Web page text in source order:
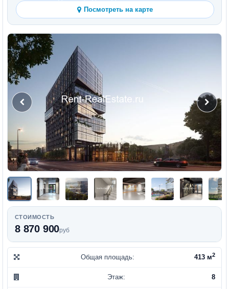
Посмотреть на карте
СТОИМОСТЬ
8 870 900руб
Общая площадь: 413 м2
Этаж: 8